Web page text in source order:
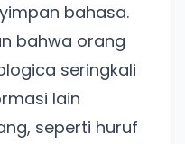
bahasa.
bahwa orang
seringkali
lain
seperti huruf